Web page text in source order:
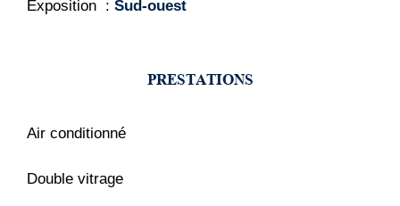
Exposition Sud-ouest
PRESTATIONS
Air conditionné
Double vitrage